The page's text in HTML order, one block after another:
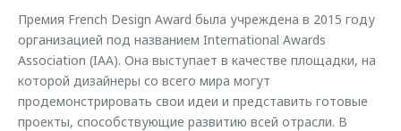
Премия French Design Award была учреждена в 2015 году
организацией под названием International Awards
Association (IAA). Она выступает в качестве площадки, на
которой дизайнеры со всего мира могут
продемонстрировать свои идеи и представить готовые
проекты, способствующие развитию всей отрасли. В